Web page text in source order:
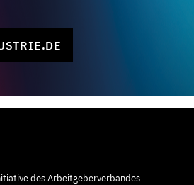
des Arbeitgeberverbandes